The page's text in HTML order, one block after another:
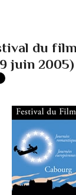
du
juin 2005)